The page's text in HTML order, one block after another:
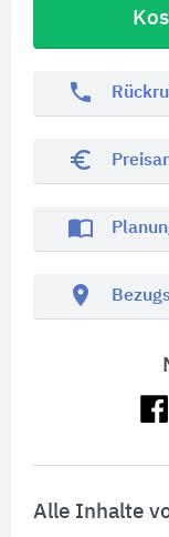
phone
euro_symbol
import_contacts
location_on
Alle Inhalte